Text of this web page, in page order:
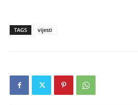
TAGS vijesti